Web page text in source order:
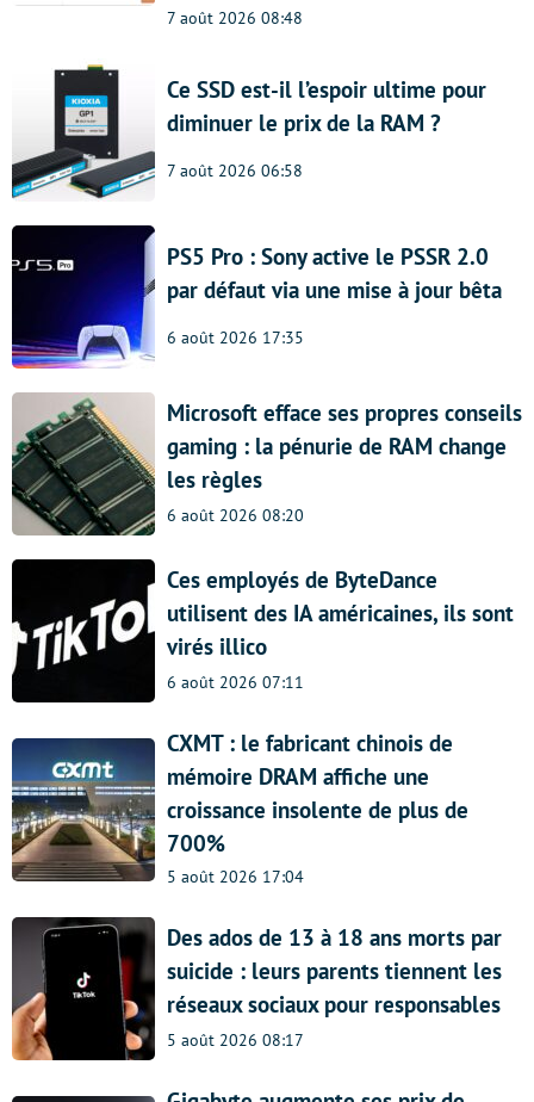
7 août 2026 08:48
Ce SSD est-il l’espoir ultime pour
diminuer le prix de la RAM ?
7 août 2026 06:58
PS5 Pro : Sony active le PSSR 2.0
par défaut via une mise à jour bêta
6 août 2026 17:35
Microsoft efface ses propres conseils
gaming : la pénurie de RAM change
les règles
6 août 2026 08:20
Ces employés de ByteDance
utilisent des IA américaines, ils sont
virés illico
6 août 2026 07:11
CXMT : le fabricant chinois de
mémoire DRAM affiche une
croissance insolente de plus de
700%
5 août 2026 17:04
Des ados de 13 à 18 ans morts par
suicide : leurs parents tiennent les
réseaux sociaux pour responsables
5 août 2026 08:17